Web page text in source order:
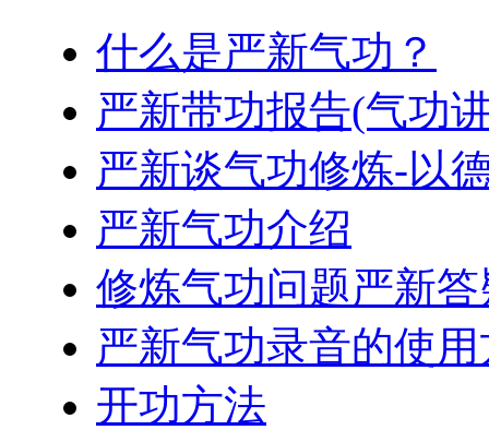
什么是严新气功？
严新带功报告(气功
严新谈气功修炼-以
严新气功介绍
修炼气功问题严新
严新气功录音的使
开功方法